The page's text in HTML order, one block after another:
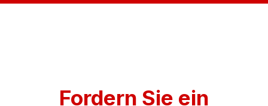
Fordern Sie ein